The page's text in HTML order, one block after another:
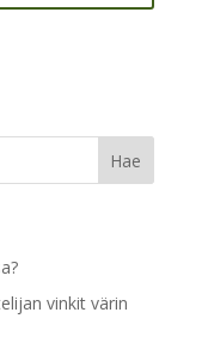
vinkit värin